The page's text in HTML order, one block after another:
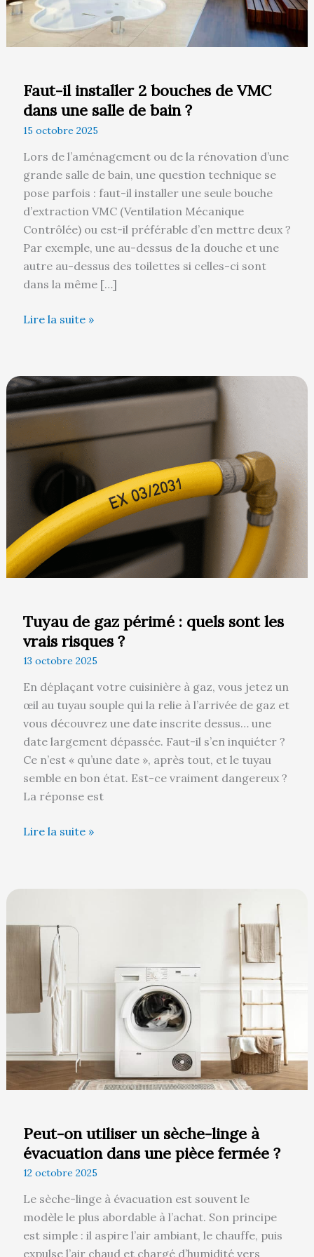
Faut-il installer 2 bouches de VMC
dans une salle de bain ?
15 octobre 2025
Lors de l’aménagement ou de la rénovation d’une
grande salle de bain, une question technique se
pose parfois : faut-il installer une seule bouche
d’extraction VMC (Ventilation Mécanique
Contrôlée) ou est-il préférable d’en mettre deux ?
Par exemple, une au-dessus de la douche et une
autre au-dessus des toilettes si celles-ci sont
dans la même […]
salle
Lire la suite »
Tuyau de gaz périmé : quels sont les
vrais risques ?
13 octobre 2025
En déplaçant votre cuisinière à gaz, vous jetez un
œil au tuyau souple qui la relie à l’arrivée de gaz et
vous découvrez une date inscrite dessus… une
date largement dépassée. Faut-il s’en inquiéter ?
Ce n’est « qu’une date », après tout, et le tuyau
semble en bon état. Est-ce vraiment dangereux ?
La réponse est
Tuyau
gaz
périmé
quels
les
vrais
risques
?
Lire la suite »
Peut-on utiliser un sèche-linge à
évacuation dans une pièce fermée ?
12 octobre 2025
Le sèche-linge à évacuation est souvent le
modèle le plus abordable à l’achat. Son principe
est simple : il aspire l’air ambiant, le chauffe, puis
expulse l’air chaud et chargé d’humidité vers
utiliser
sèche-
linge
évacuation
une